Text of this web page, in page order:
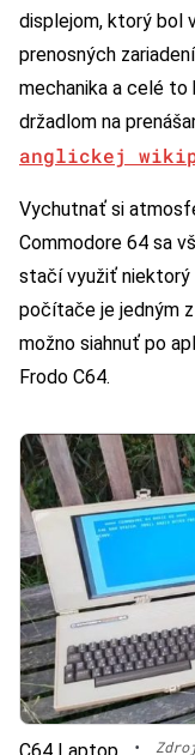
displejom, ktorý bol
prenosných
mechanika a celé
držadlom na
anglickej
Vychutnať si
Commodore 64 sa
stačí využiť niektorý
počítače je jedným
možno siahnuť po
Frodo C64.
•